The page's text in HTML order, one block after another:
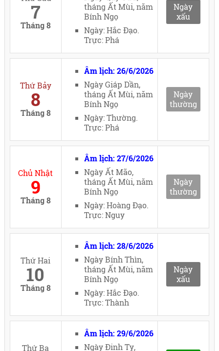
7
Tháng 8
tháng Ất Mùi, năm
Bính Ngọ
Ngày: Hắc Đạo.
Trực: Phá
Ngày
xấu
Thứ Bảy
8
Tháng 8
Âm lịch: 26/6/2026
Ngày Giáp Dần,
tháng Ất Mùi, năm
Bính Ngọ
Ngày: Thường.
Trực: Phá
Ngày
thường
Chủ Nhật
9
Tháng 8
Âm lịch: 27/6/2026
Ngày Ất Mão,
tháng Ất Mùi, năm
Bính Ngọ
Ngày: Hoàng Đạo.
Trực: Nguy
Ngày
thường
Thứ Hai
10
Tháng 8
Âm lịch: 28/6/2026
Ngày Bính Thìn,
tháng Ất Mùi, năm
Bính Ngọ
Ngày: Hắc Đạo.
Trực: Thành
Ngày
xấu
Thứ Ba
Âm lịch: 29/6/2026
Ngày Đinh Tỵ,